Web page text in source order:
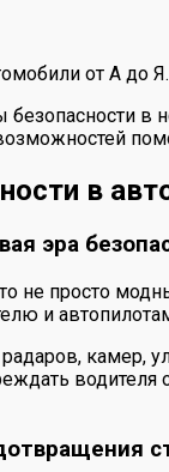
от А до
безопасности
в
эра
не просто
и
камер,